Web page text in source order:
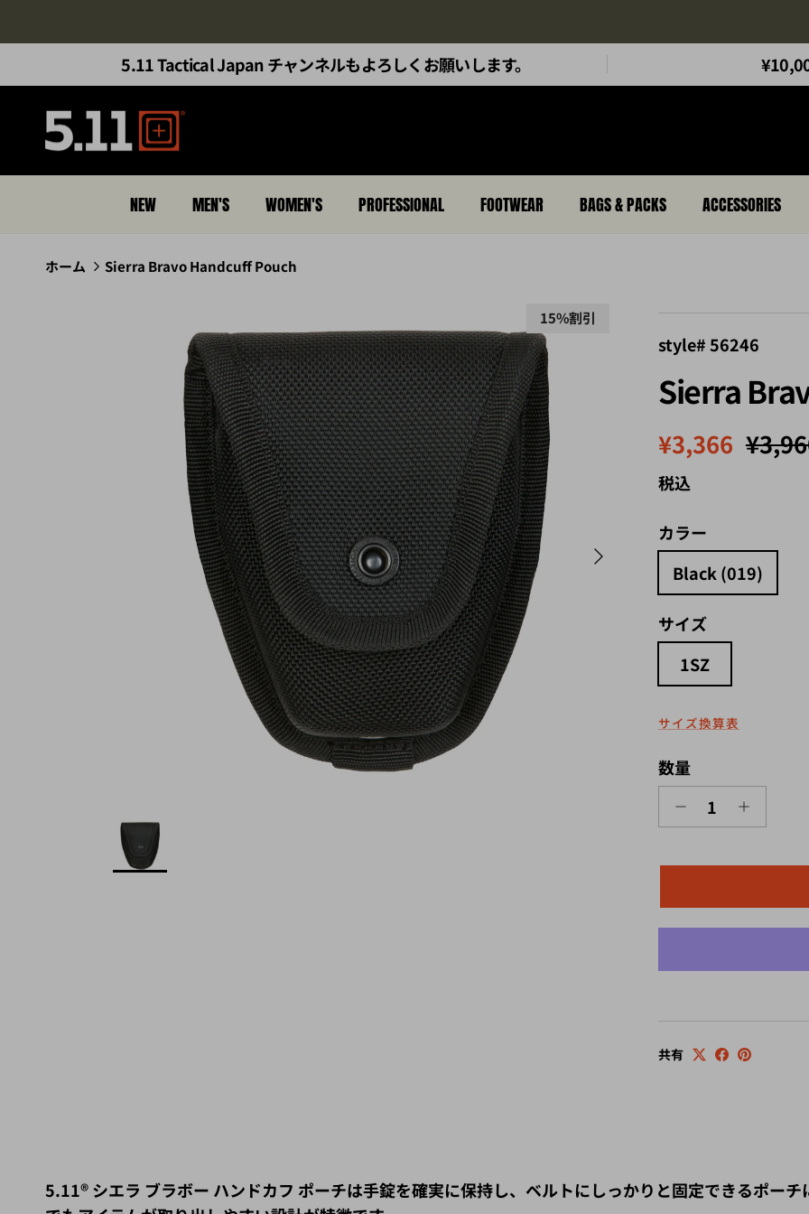
5.11 Tactical Japan チャンネルもよろしくお願いします。
NEW MEN'S WOMEN'S PROFESSIONAL FOOTWEAR BAGS & PACKS ACCESSORIES
ホーム Sierra Bravo Handcuff Pouch
15%割引
style# 56246
Sierra
セール価格
¥3,366 定価
税込
カラー
Black (019)
サイズ
1SZ
サイズ換算表
数量
共有
5.11® シエラ ブラボー ハンドカフ ポーチは手錠を確実に保持し、ベルトにしっかりと固定できるポー